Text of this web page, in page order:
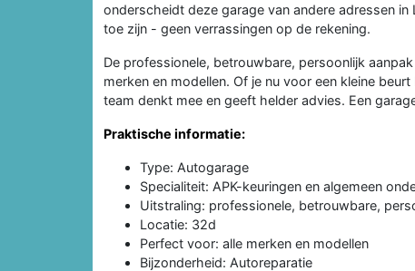
onderscheidt deze garage van andere adressen
toe zijn - geen verrassingen op de rekening.
De professionele, betrouwbare, persoonlijk
merken en modellen. Of je nu voor een kleine
team denkt mee en geeft helder advies. Een
Praktische informatie:
Type: Autogarage
Specialiteit: APK-keuringen en algemeen
Uitstraling: professionele, betrouwbare,
Locatie: 32d
Perfect voor: alle merken en modellen
Bijzonderheid: Autoreparatie